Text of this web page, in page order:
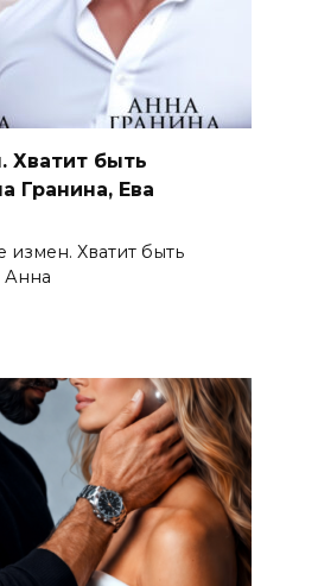
Хватит быть
Гранина, Ева
измен. Хватит быть
Анна